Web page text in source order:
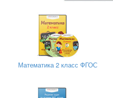
Математика 2 класс ФГОС